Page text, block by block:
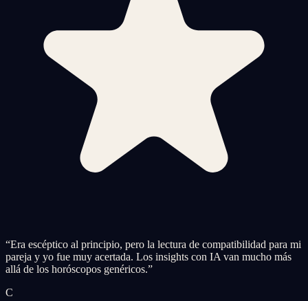
“Era escéptico al principio, pero la lectura de compatibilidad para mi
pareja y yo fue muy acertada. Los insights con IA van mucho más
allá de los horóscopos genéricos.”
C